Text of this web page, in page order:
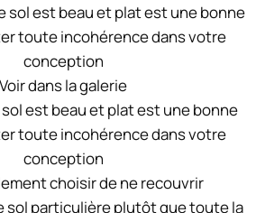
Voir dans la galerie
est beau et plat est une bonne
toute incohérence dans votre
conception
choisir de ne recouvrir
sol particulière plutôt que toute la